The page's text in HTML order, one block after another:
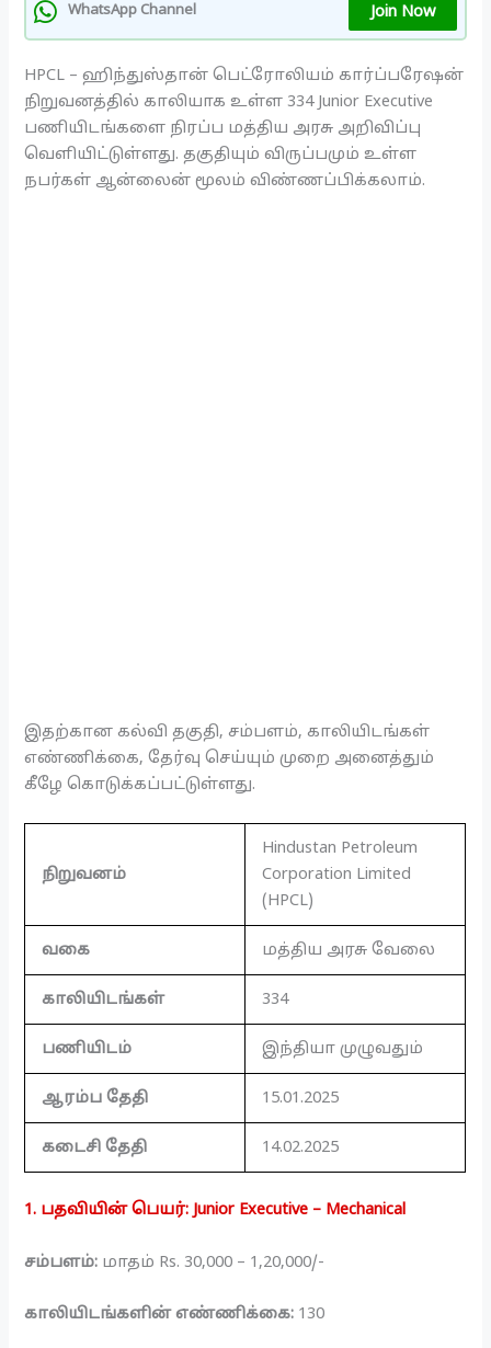
WhatsApp Channel Join Now
HPCL – ஹிந்துஸ்தான் பெட்ரோலியம் கார்ப்பரேஷன்
நிறுவனத்தில் காலியாக உள்ள 334 Junior Executive
பணியிடங்களை நிரப்ப மத்திய அரசு அறிவிப்பு
வெளியிட்டுள்ளது. தகுதியும் விருப்பமும் உள்ள
நபர்கள் ஆன்லைன் மூலம் விண்ணப்பிக்கலாம்.
இதற்கான கல்வி தகுதி, சம்பளம், காலியிடங்கள்
எண்ணிக்கை, தேர்வு செய்யும் முறை அனைத்தும்
கீழே கொடுக்கப்பட்டுள்ளது.
நிறுவனம்
Hindustan Petroleum
Corporation Limited
(HPCL)
வகை மத்திய அரசு வேலை
காலியிடங்கள் 334
பணியிடம் இந்தியா முழுவதும்
ஆரம்ப தேதி 15.01.2025
கடைசி தேதி 14.02.2025
1. பதவியின் பெயர்: Junior Executive – Mechanical
சம்பளம்: மாதம் Rs. 30,000 – 1,20,000/-
காலியிடங்களின் எண்ணிக்கை: 130